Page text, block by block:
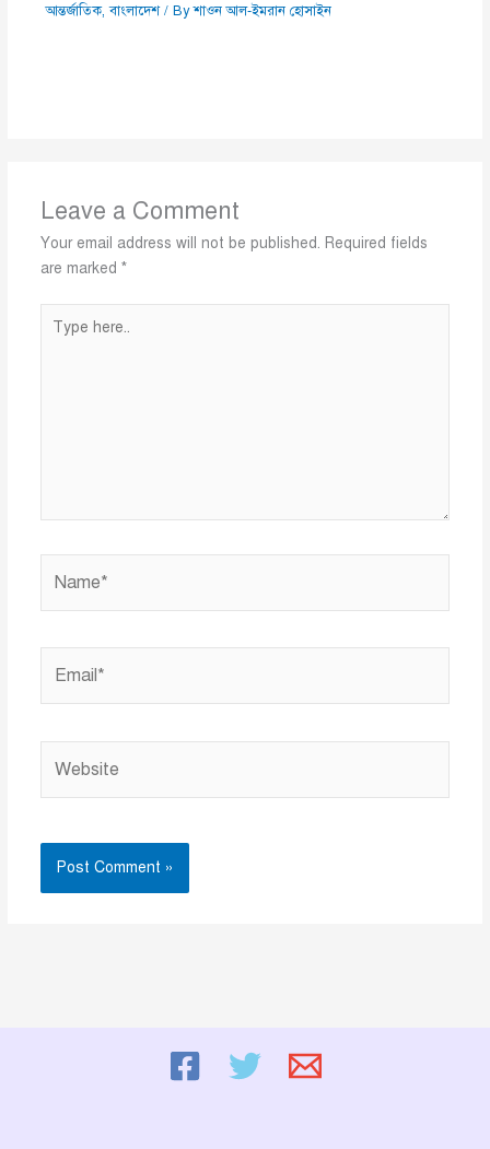
আন্তর্জাতিক,বাংলাদেশ/ Byশাওন আল-ইমরান হোসাইন
Leave a Comment
Your email address will not be published. Required fields
are marked *
here..